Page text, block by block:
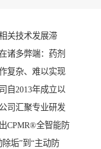
关技术发展滞
诸多弊端：药剂
复杂、难以实现
自2013年成立以
司汇聚专业研发
CPMR®全智能防
垢”到“主动防